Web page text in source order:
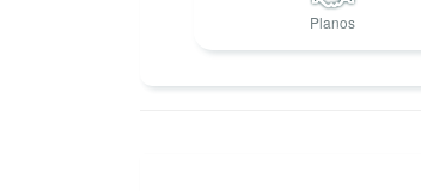
Planos